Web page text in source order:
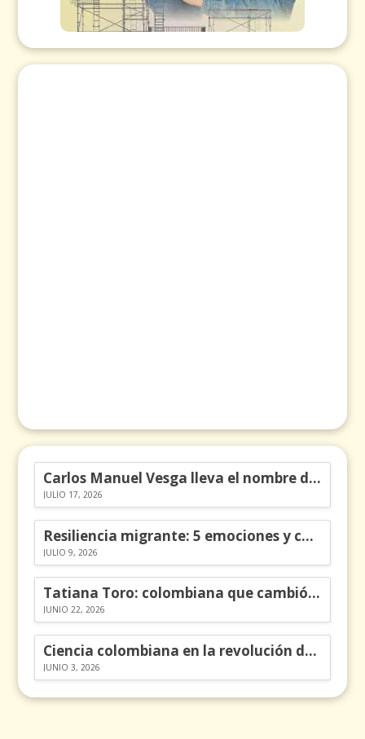
Carlos Manuel Vesga lleva el nombre de Colombia a los Emmy
JULIO 17, 2026
Resiliencia migrante: 5 emociones y cómo gestionarlas
JULIO 9, 2026
Tatiana Toro: colombiana que cambió la historia de las matemáticas
JUNIO 22, 2026
Ciencia colombiana en la revolución de los órganos en chips
JUNIO 3, 2026